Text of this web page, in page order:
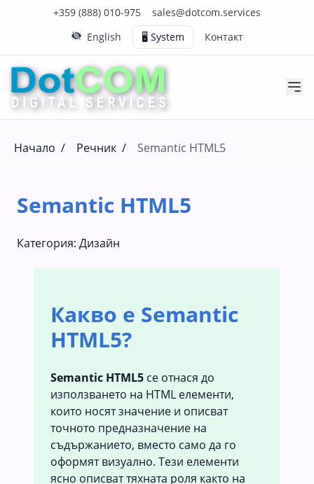
+359 (888) 010-975
Нашия телефонен номер е 0888010975
sales@dotcom.services
Нашия имейл адрес е sales@dotcom.services
English
🖥️ System Контакт
Начало / Речник / Semantic HTML5
Semantic HTML5
Категория: Дизайн
Какво е Semantic
HTML5?
Semantic HTML5 се отнася до
използването на HTML елементи,
които носят значение и описват
точното предназначение на
съдържанието, вместо само да го
оформят визуално. Тези елементи
ясно описват тяхната роля както на